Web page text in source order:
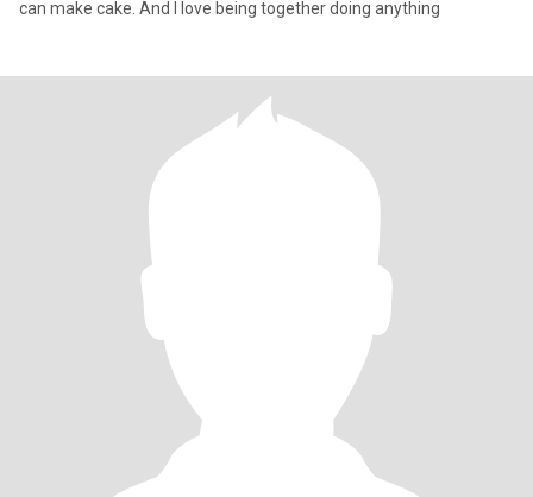
can make cake. And I love being together doing anything